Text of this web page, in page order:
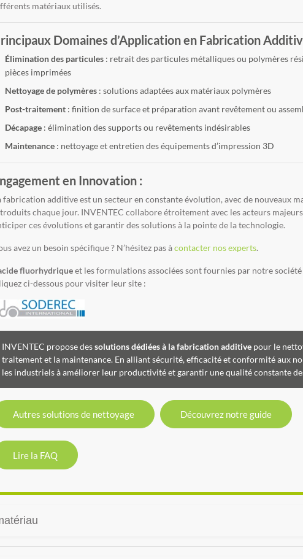
matériaux utilisés.
Domaines d’Application en Fabrication
Élimination des particules : retrait des particules métalliques ou polymères
pièces imprimées
Nettoyage de polymères : solutions adaptées aux matériaux polymères
Post-traitement : finition de surface et préparation avant revêtement ou
Décapage : élimination des supports ou revêtements indésirables
Maintenance : nettoyage et entretien des équipements d’impression 3D
en Innovation :
fabrication additive est un secteur en constante évolution, avec de nouveaux
chaque jour. INVENTEC collabore étroitement avec les acteurs
ces évolutions et garantir des solutions à la pointe de la technologie.
avez un besoin spécifique ? N’hésitez pas àcontacter nos experts.
fluorhydriqueet les formulations associées sont fournies par notre
ci-dessous pour visiter leur site :
INVENTEC propose dessolutions dédiées à la fabrication additive pour le
traitement et la maintenance. En alliant sécurité, efficacité et conformité aux
les industriels à améliorer leur productivité et garantir une qualité constante
Autres solutions de nettoyage Découvrez notre guide
Lire la FAQ